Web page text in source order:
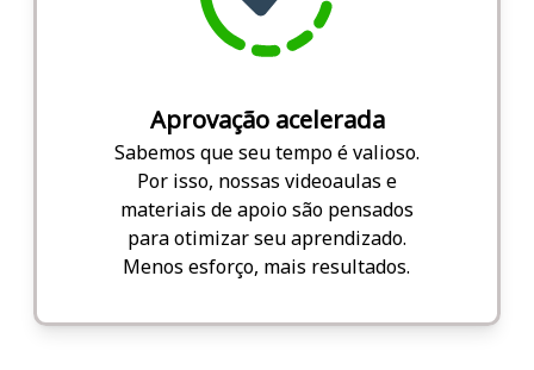
Aprovação acelerada
Sabemos que seu tempo é valioso.
Por isso, nossas videoaulas e
materiais de apoio são pensados
para otimizar seu aprendizado.
Menos esforço, mais resultados.